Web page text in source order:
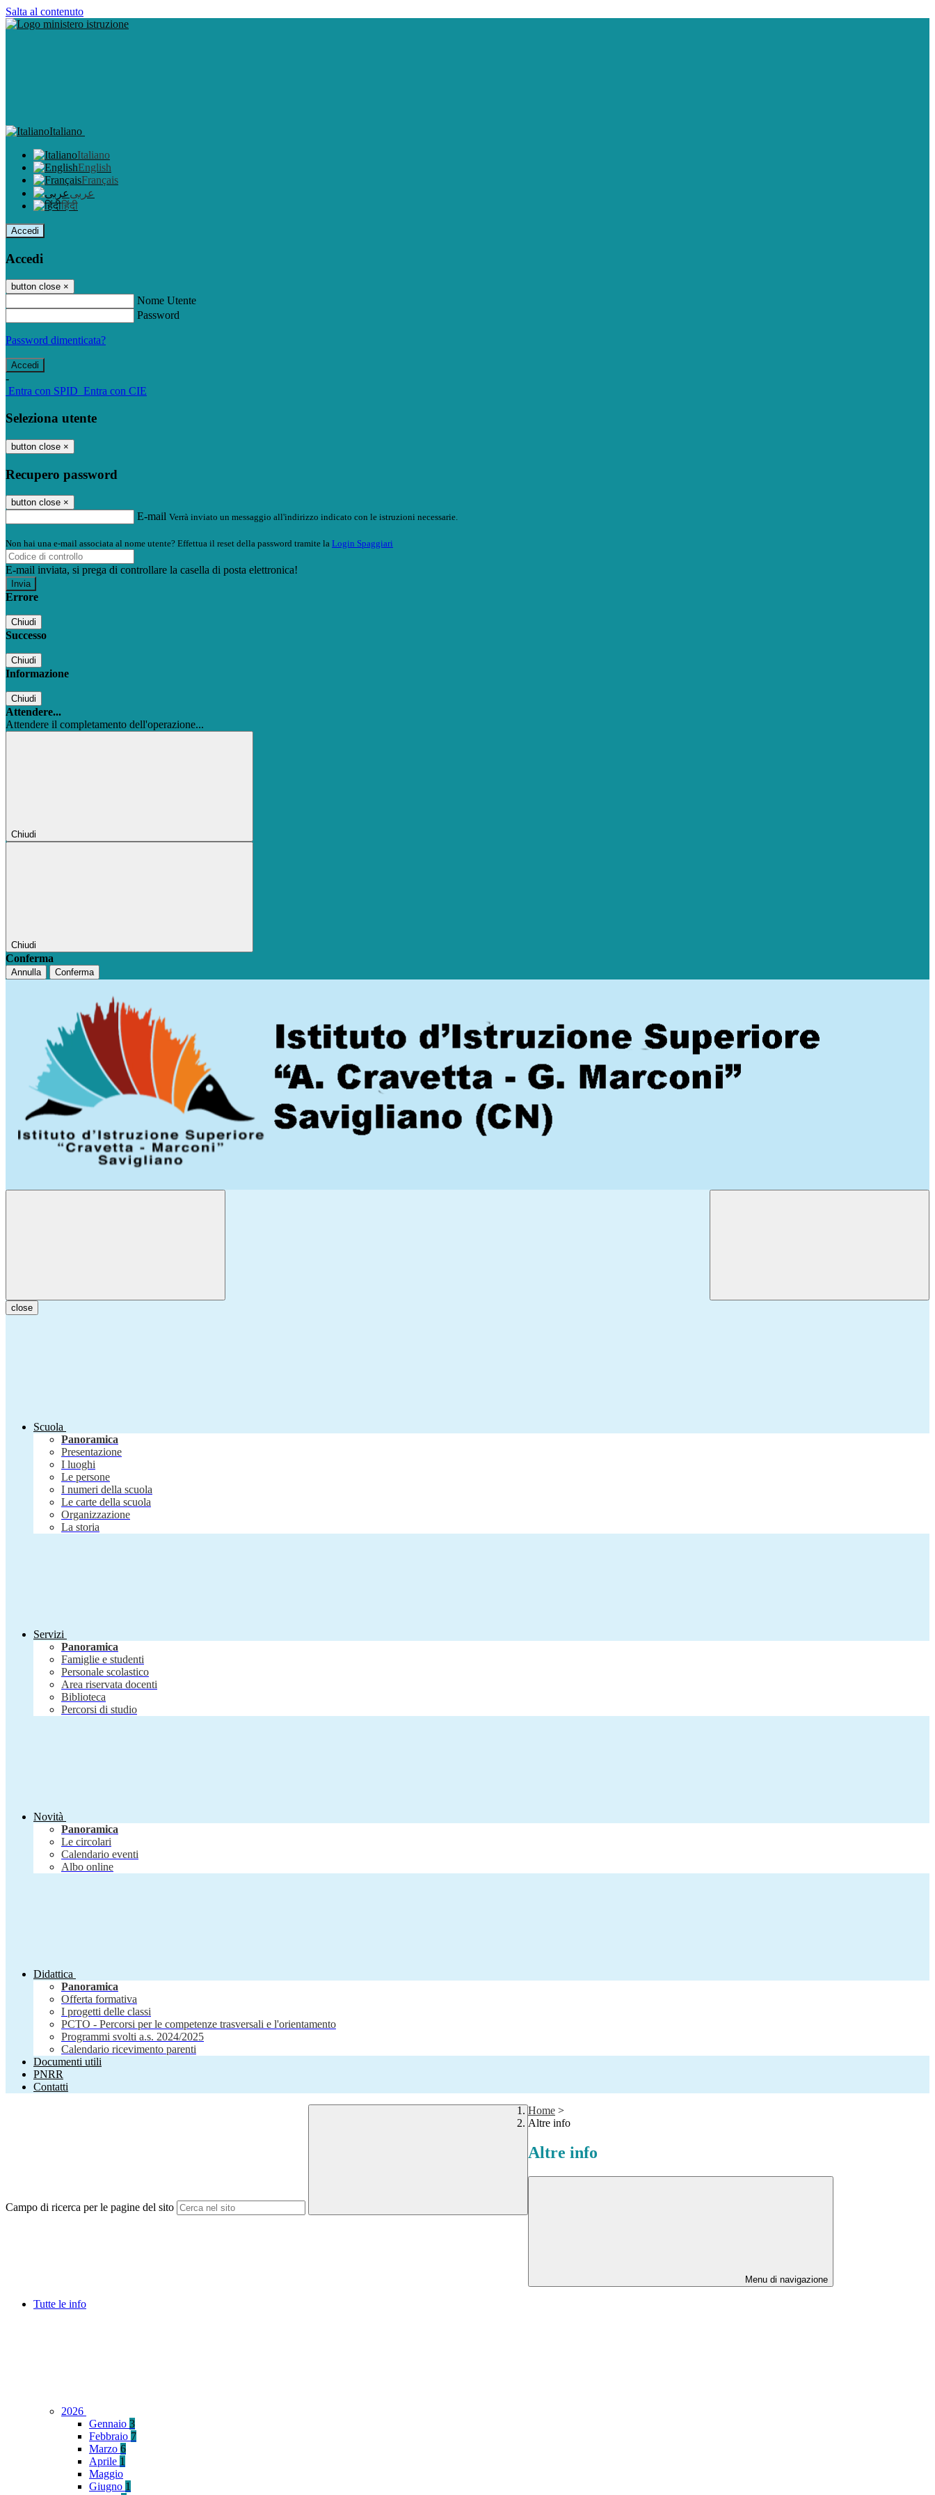
Salta al contenuto
Italiano
Italiano
English
Français
عربى
हिंदी
Accedi
Accedi
button close ×
Nome Utente
Password
Password dimenticata?
-
Entra con SPID Entra con CIE
Seleziona utente
button close ×
Recupero password
button close ×
E-mail Verrà inviato un messaggio all'indirizzo indicato con le istruzioni necessarie.
Non hai una e-mail associata al nome utente? Effettua il reset della password tramite la Login Spaggiari
E-mail inviata, si prega di controllare la casella di posta elettronica!
Errore
Chiudi
Successo
Chiudi
Informazione
Chiudi
Attendere...
Attendere il completamento dell'operazione...
Chiudi
Chiudi
Conferma
Annulla Conferma
close
Scuola
Panoramica
Presentazione
I luoghi
Le persone
I numeri della scuola
Le carte della scuola
Organizzazione
La storia
Servizi
Panoramica
Famiglie e studenti
Personale scolastico
Area riservata docenti
Biblioteca
Percorsi di studio
Novità
Panoramica
Le circolari
Calendario eventi
Albo online
Didattica
Panoramica
Offerta formativa
I progetti delle classi
PCTO - Percorsi per le competenze trasversali e l'orientamento
Programmi svolti a.s. 2024/2025
Calendario ricevimento parenti
Documenti utili
PNRR
Contatti
Campo di ricerca per le pagine del sito
Home >
Altre info
Altre info
Menu di navigazione
Tutte le info
2026
Gennaio 3
Febbraio 7
Marzo 6
Aprile 1
Maggio
Giugno 1